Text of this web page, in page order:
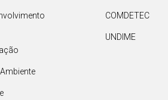
COMDETEC
UNDIME